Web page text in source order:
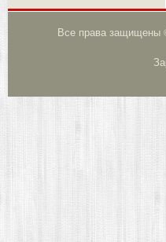
Все права защищены